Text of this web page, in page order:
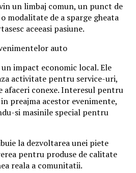
un limbaj comun, un punct de
modalitate de a sparge gheata
aceeasi pasiune.
auto
impact economic local. Ele
activitate pentru service-uri,
afaceri conexe. Interesul pentru
preajma acestor evenimente,
si masinile special pentru
la dezvoltarea unei piete
pentru produse de calitate
reala a comunitatii.